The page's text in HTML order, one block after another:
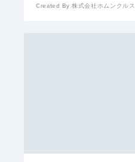
Created By 株式会社ホムンクルス